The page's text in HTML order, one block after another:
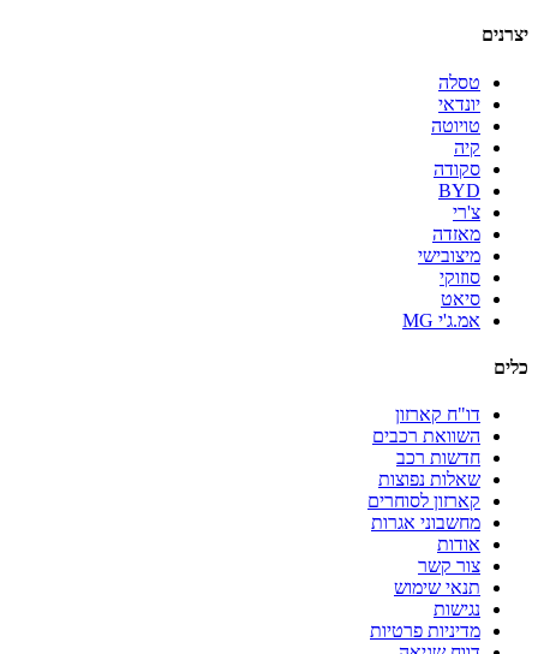
יצרנים
טסלה
יונדאי
טויוטה
קיה
סקודה
BYD
צ'רי
מאזדה
מיצובישי
סוזוקי
סיאט
אמ.ג'י MG
כלים
דו"ח קארזון
השוואת רכבים
חדשות רכב
שאלות נפוצות
קארזון לסוחרים
מחשבוני אגרות
אודות
צור קשר
תנאי שימוש
נגישות
מדיניות פרטיות